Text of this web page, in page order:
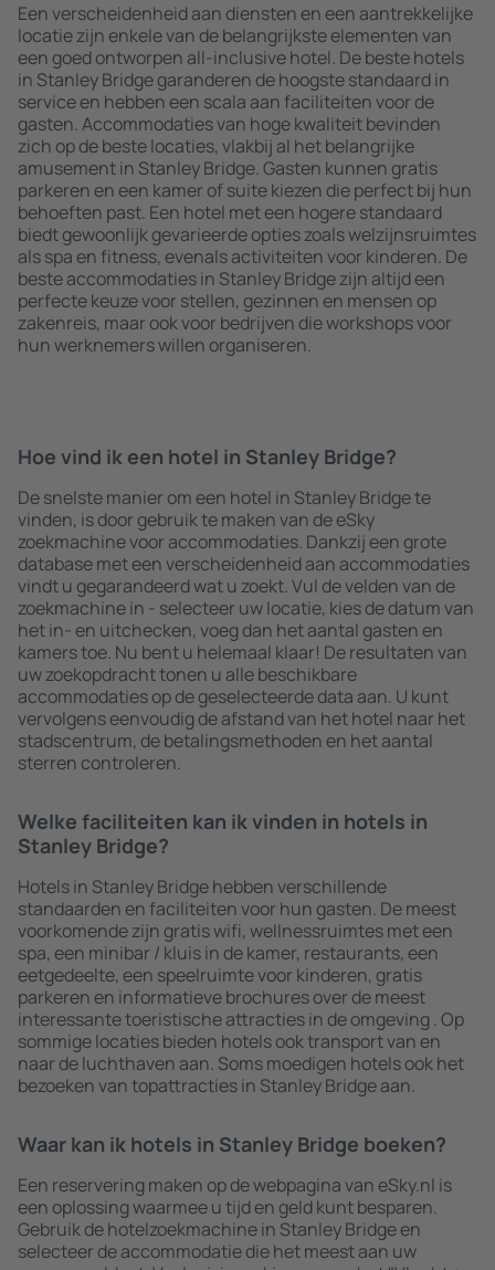
Een verscheidenheid aan diensten en een aantrekkelijke
locatie zijn enkele van de belangrijkste elementen van
een goed ontworpen all-inclusive hotel. De beste hotels
in Stanley Bridge garanderen de hoogste standaard in
service en hebben een scala aan faciliteiten voor de
gasten. Accommodaties van hoge kwaliteit bevinden
zich op de beste locaties, vlakbij al het belangrijke
amusement in Stanley Bridge. Gasten kunnen gratis
parkeren en een kamer of suite kiezen die perfect bij hun
behoeften past. Een hotel met een hogere standaard
biedt gewoonlijk gevarieerde opties zoals welzijnsruimtes
als spa en fitness, evenals activiteiten voor kinderen. De
beste accommodaties in Stanley Bridge zijn altijd een
perfecte keuze voor stellen, gezinnen en mensen op
zakenreis, maar ook voor bedrijven die workshops voor
hun werknemers willen organiseren.
Hoe vind ik een hotel in Stanley Bridge?
De snelste manier om een hotel in Stanley Bridge te
vinden, is door gebruik te maken van de eSky
zoekmachine voor accommodaties. Dankzij een grote
database met een verscheidenheid aan accommodaties
vindt u gegarandeerd wat u zoekt. Vul de velden van de
zoekmachine in - selecteer uw locatie, kies de datum van
het in- en uitchecken, voeg dan het aantal gasten en
kamers toe. Nu bent u helemaal klaar! De resultaten van
uw zoekopdracht tonen u alle beschikbare
accommodaties op de geselecteerde data aan. U kunt
vervolgens eenvoudig de afstand van het hotel naar het
stadscentrum, de betalingsmethoden en het aantal
sterren controleren.
Welke faciliteiten kan ik vinden in hotels in
Stanley Bridge?
Hotels in Stanley Bridge hebben verschillende
standaarden en faciliteiten voor hun gasten. De meest
voorkomende zijn gratis wifi, wellnessruimtes met een
spa, een minibar / kluis in de kamer, restaurants, een
eetgedeelte, een speelruimte voor kinderen, gratis
parkeren en informatieve brochures over de meest
interessante toeristische attracties in de omgeving . Op
sommige locaties bieden hotels ook transport van en
naar de luchthaven aan. Soms moedigen hotels ook het
bezoeken van topattracties in Stanley Bridge aan.
Waar kan ik hotels in Stanley Bridge boeken?
Een reservering maken op de webpagina van eSky.nl is
een oplossing waarmee u tijd en geld kunt besparen.
Gebruik de hotelzoekmachine in Stanley Bridge en
selecteer de accommodatie die het meest aan uw